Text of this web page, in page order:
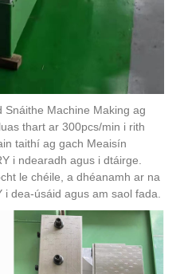
Snáithe Machine Making ag
thart ar 300pcs/min i rith
taithí ag gach Meaisín
i ndearadh agus i dtáirge.
le chéile, a dhéanamh ar na
dea-úsáid agus am saol fada.